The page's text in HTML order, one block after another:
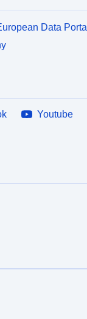
Data Portal
Youtube